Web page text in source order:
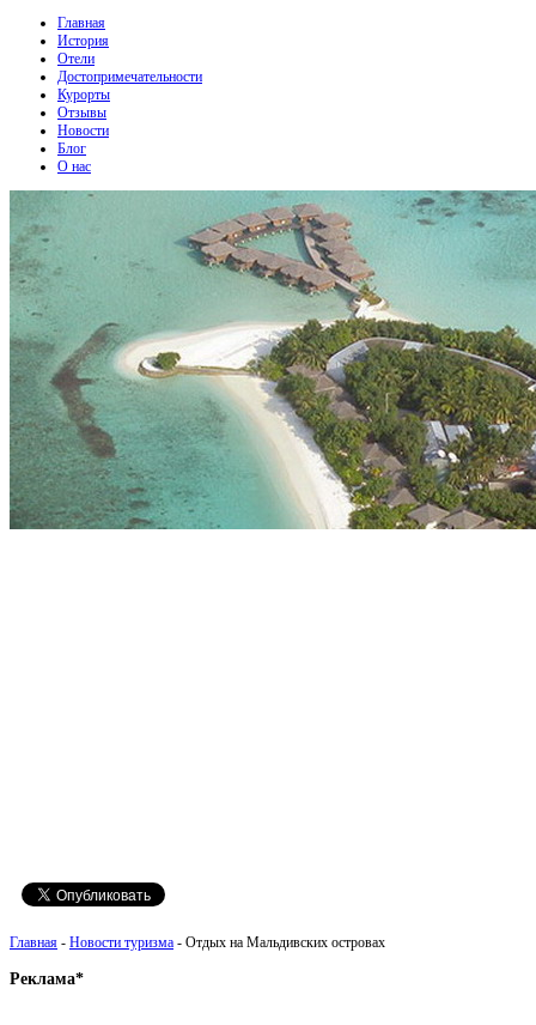
Главная
История
Отели
Достопримечательности
Курорты
Отзывы
Новости
Блог
О нас
Главная - Новости туризма - Отдых на Мальдивских островах
Реклама*